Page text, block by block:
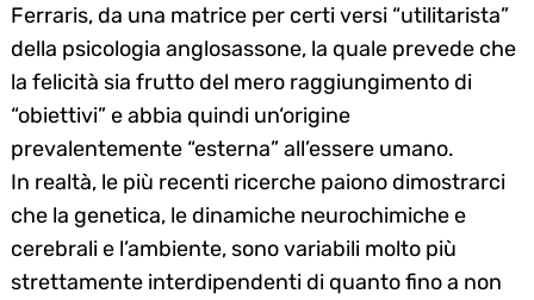
Ferraris, da una matrice per certi versi “utilitarista”
della psicologia anglosassone, la quale prevede che
la felicità sia frutto del mero raggiungimento di
“obiettivi” e abbia quindi un‘origine
prevalentemente “esterna” all’essere umano.
In realtà, le più recenti ricerche paiono dimostrarci
che la genetica, le dinamiche neurochimiche e
cerebrali e l’ambiente, sono variabili molto più
strettamente interdipendenti di quanto fino a non